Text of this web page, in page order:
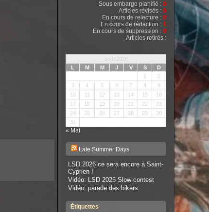
Sous embargo planifié : 0
Articles révisés : 0
En cours de relecture : 0
En cours de rédaction : 1
En cours de suppression : 0
Articles retirés :
août 2026
L
M M J V S
D
1
2
3
4 5 6 7 8
9
10
11 12 13 14 15
16
17
18 19 20 21 22
23
24
25 26 27 28 29
30
31
« Mai
Late Summer Days
LSD 2026 ce sera encore à Saint-
Cyprien !
Vidéo: LSD 2025 Slow contest
Vidéo: parade des bikers
Étiquettes